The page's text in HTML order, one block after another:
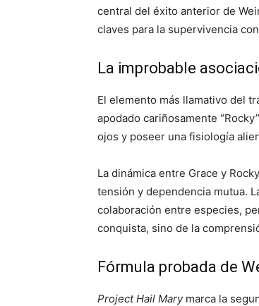
central del éxito anterior de
claves para la supervivencia
La improbable
El elemento más llamativo del
apodado cariñosamente
ojos y poseer una fisiología
La dinámica entre Grace y
tensión y dependencia mutua.
colaboración entre especies,
conquista, sino de la
Fórmula probada de
Project Hail Marymarca la